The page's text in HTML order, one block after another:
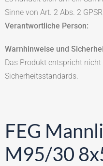
Sinne von Art. 2 Abs. 2
Verantwortliche Person:
Warnhinweise und
Das Produkt entspricht
Sicherheitsstandards.
FEG
M95/30